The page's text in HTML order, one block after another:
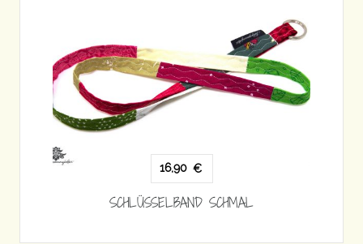
16,90 €
SCHLÜSSELBAND SCHMAL